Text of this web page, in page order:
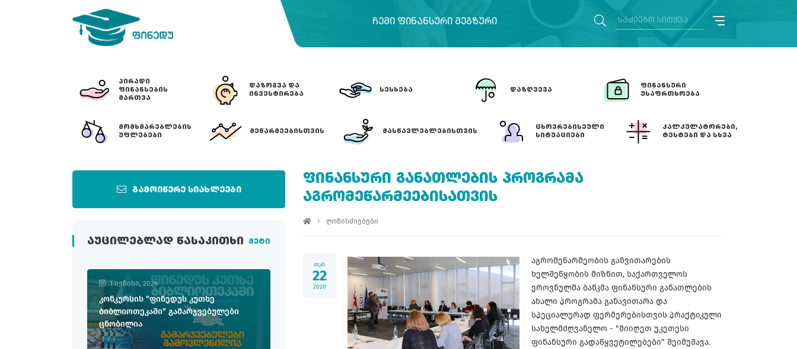
ᲩᲔᲛᲘ ᲤᲘᲜᲐᲜᲡᲣᲠᲘ ᲛᲔᲒᲖᲣᲠᲘ
ᲞᲘᲠᲐᲓᲘ
ᲤᲘᲜᲐᲜᲡᲔᲑᲘᲡ
ᲛᲐᲠᲗᲕᲐ
ᲓᲐᲖᲝᲒᲕᲐ ᲓᲐ
ᲘᲜᲕᲔᲡᲢᲘᲠᲔᲑᲐ
ᲡᲔᲡᲮᲔᲑᲐ ᲓᲐᲖᲦᲕᲔᲕᲐ
ᲤᲘᲜᲐᲜᲡᲣᲠᲘ
ᲣᲡᲐᲤᲠᲗᲮᲝᲔᲑᲐ
ᲛᲝᲛᲮᲛᲐᲠᲔᲑᲚᲔᲑᲘᲡ
ᲣᲤᲚᲔᲑᲔᲑᲘ
ᲛᲔᲬᲐᲠᲛᲔᲔᲑᲘᲡᲗᲕᲘᲡ ᲛᲐᲡᲬᲐᲕᲚᲔᲑᲚᲔᲑᲘᲡᲗᲕᲘᲡ
ᲪᲮᲝᲕᲠᲔᲑᲘᲡᲔᲣᲚᲘ
ᲡᲘᲢᲣᲐᲪᲘᲔᲑᲘ
ᲙᲐᲚᲙᲣᲚᲐᲢᲝᲠᲔᲑᲘ,
ᲢᲔᲡᲢᲔᲑᲘ ᲓᲐ ᲡᲮᲕᲐ
გამოიწერე სიახლეები
ᲐᲣᲪᲘᲚᲔᲑᲚᲐᲓ ᲬᲐᲡᲐᲙᲘᲗᲮᲘ მეტი
1 ივნისი, 2026
კონკურსის "ფინედუს კუთხე
ბიბლიოთეკაში" გამარჯვებულები
ცნობილია
ᲤᲘᲜᲐᲜᲡᲣᲠᲘ ᲒᲐᲜᲐᲗᲚᲔᲑᲘᲡ ᲞᲠᲝᲒᲠᲐᲛᲐ
ᲐᲒᲠᲝᲛᲔᲬᲐᲠᲛᲔᲔᲑᲘᲡᲐᲗᲕᲘᲡ
ღონისძიებები
თებ
22
2020
აგრომეწარმეობის განვითარების
ხელშეწყობის მიზნით, საქართველოს
ეროვნულმა ბანკმა ფინანსური განათლების
ახალი პროგრამა განავითარა და
სპეციალურად ფერმერებისთვის პრაქტიკული
სახელმძღვანელო - "მიიღეთ უკეთესი
ფინანსური გადაწყვეტილებები" შეიმუშავა.